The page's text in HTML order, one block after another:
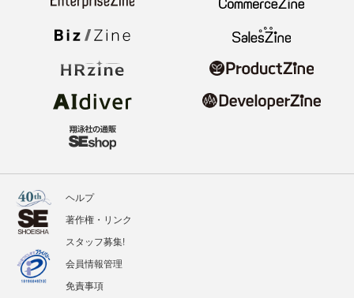
ヘルプ
著作権・リンク
スタッフ募集!
会員情報管理
免責事項